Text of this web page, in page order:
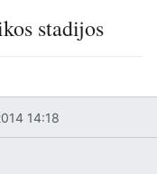
stadijos
14:18